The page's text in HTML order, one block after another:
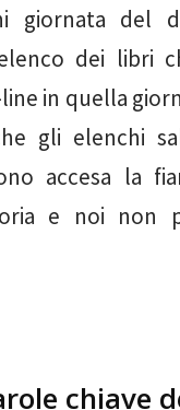
giornata del
dei libri
in quella
gli elenchi
accesa la
e noi non
chiave